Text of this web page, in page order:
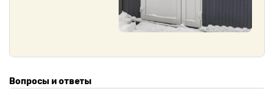
Вопросы и ответы